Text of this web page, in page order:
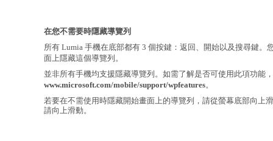
在您不需要時隱藏導覽列
所有 Lumia 手機在底部都有 3 個按鍵：返回、開始以及搜尋鍵。
面上隱藏這個導覽列。
並非所有手機均支援隱藏導覽列。如需了解是否可使用此項功能
www.microsoft.com/mobile/support/wpfeatures。
若要在不需使用時隱藏開始畫面上的導覽列，請從螢幕底部向上
請向上滑動。